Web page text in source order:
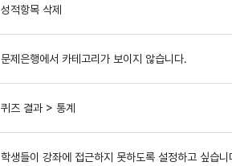
성적항목 삭제
문제은행에서 카테고리가 보이지 않습니다.
퀴즈 결과 > 통계
학생들이 강좌에 접근하지 못하도록 설정하고 싶습니